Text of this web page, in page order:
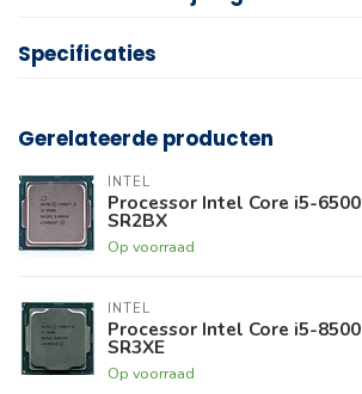
Specificaties
Gerelateerde producten
INTEL
Processor Intel Core i5-6500
SR2BX
Op voorraad
INTEL
Processor Intel Core i5-8500
SR3XE
Op voorraad